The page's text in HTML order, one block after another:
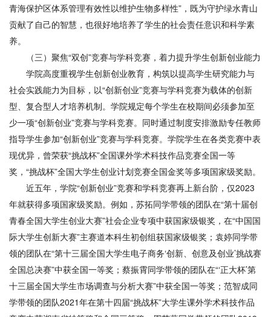
青海保护区体系管理有效性以维护生物多样性”，既为守护绿水青山
贡献了自己的智慧，也很好地培养了学生的社会责任意识和科学素
养。
（三）聚焦“双创”竞赛与学科竞赛，着力提升学生创新创业能力
学院高度重视学生创新创业教育，构筑以提高学生研究能力与
社会实践能力为目标，以“创新创业”竞赛与学科竞赛为载体的创新
型、复合型人才培养机制。学院规定每个学生在校期间必须参加至
少一项“创新创业”竞赛与学科竞赛。同时通过制度安排激励专任教师
指导学生参加“创新创业”竞赛与学科竞赛。学院学生在各类竞赛中表
现优异，曾荣获“挑战杯”全国课外学术科技作品竞赛全国一等
奖，“挑战杯”全国大学生创业计划竞赛全国金奖等多项国家级奖励。
近五年，学院“创新创业”竞赛和学科竞赛再上新台阶，仅2023
年就获得多项国家级奖励。例如，苏拓同学带领的团队在“第十届创
青春全国大学生创业大赛”社会企业专项中获国家级银奖，在“中国国
际大学生创新大赛”主赛道本科生初创组获国家级银奖；袁婷同学带
领的团队在“第十三届全国大学生电子商务‘创新、创意及创业’挑战赛
全国总决赛”中获全国一等奖；蔡振霄同学带领的团队在“‘正大杯’第
十三届全国大学生市场调查与分析大赛”中获全国一等奖；范智成同
学带领的团队2021年在第十四届“挑战杯”大学生课外学术科技作品